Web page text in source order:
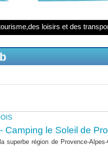
loisirs et des
Camping le Soleil de
superbe région de Provence-